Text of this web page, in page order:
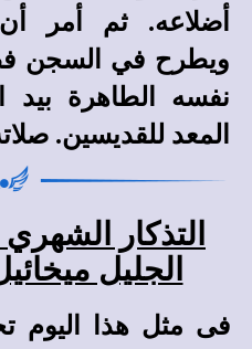
أضلاعه. ثم أمر
ويطرح في السجن
نفسه الطاهرة بيد
المعد للقديسين.
التذكار
الجليل ميخائيل (12
فى مثل هذا اليوم